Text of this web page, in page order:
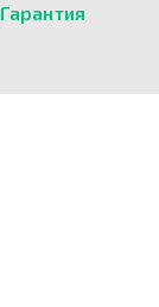
Гарантия